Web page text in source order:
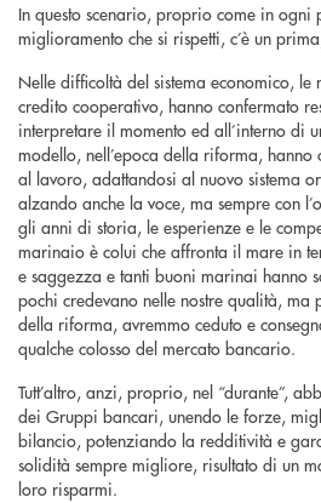
In questo scenario, proprio come in ogni
miglioramento che si rispetti, c’è un
Nelle difficoltà del sistema economico, le
credito cooperativo, hanno confermato
interpretare il momento ed all’interno di
modello, nell’epoca della riforma,
al lavoro, adattandosi al nuovo sistema
alzando anche la voce, ma sempre con
gli anni di storia, le esperienze e le
marinaio è colui che affronta il mare in
e saggezza e tanti buoni marinai hanno
pochi credevano nelle nostre qualità, ma
della riforma, avremmo ceduto e
qualche colosso del mercato bancario.
Tutt’altro, anzi, proprio, nel “durante”,
dei Gruppi bancari, unendo le forze,
bilancio, potenziando la redditività e
solidità sempre migliore, risultato di un
loro risparmi.